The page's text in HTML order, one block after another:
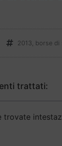
2013 borse di
trattati:
trovate